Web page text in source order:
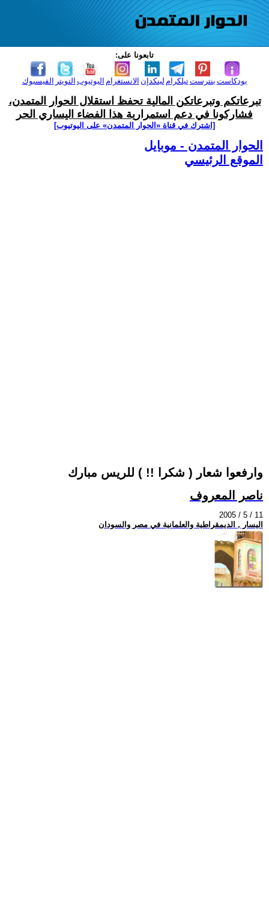
تابعونا على:
الفيسبوك التويتر اليوتيوب الانستغرام لينكدإن تيلكرامبنترست بودكاست
تبرعاتكم وتبرعاتكن المالية تحفظ استقلال الحوار المتمدن،
فشاركونا في دعم استمرارية هذا الفضاء اليساري الحر
[اشترك في قناة ‫«الحوار المتمدن» على اليوتيوب]
الحوار المتمدن - موبايل
الموقع الرئيسي
وارفعوا شعار ( شكرا !! ) للريس مبارك
ناصر المعروف
2005 / 5 / 11
اليسار , الديمقراطية والعلمانية في مصر والسودان